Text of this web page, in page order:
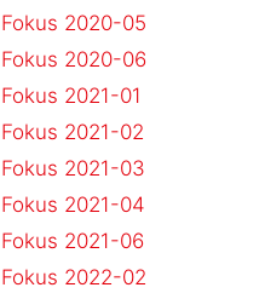
Fokus 2020-05
Fokus 2020-06
Fokus 2021-01
Fokus 2021-02
Fokus 2021-03
Fokus 2021-04
Fokus 2021-06
Fokus 2022-02